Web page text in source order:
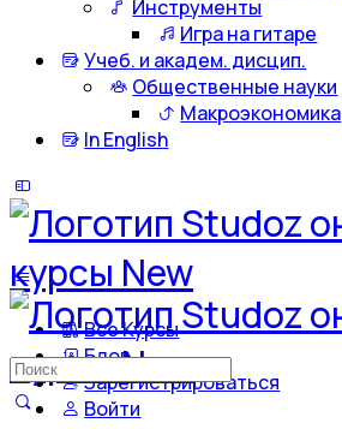
Инструменты
Игра на гитаре
Учеб. и академ. дисцип.
Общественные науки
Макроэкономика
In English
Все Курсы
Блог
Зарегистрироваться
Войти
Искать: